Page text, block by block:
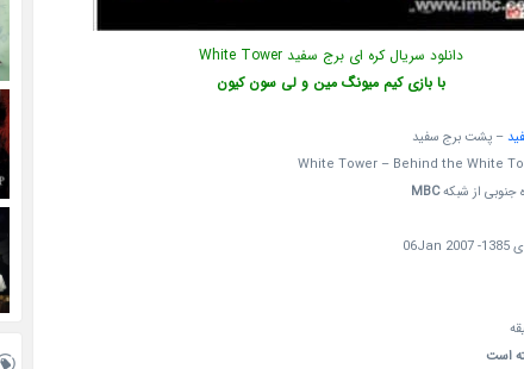
دانلود سریال کره ای برج سفید White Tower
با بازی کیم میونگ مین و لی سون کیون
– پشت برج سفید
White Tower – Behind the White
جنوبی از شبکهMBC
است